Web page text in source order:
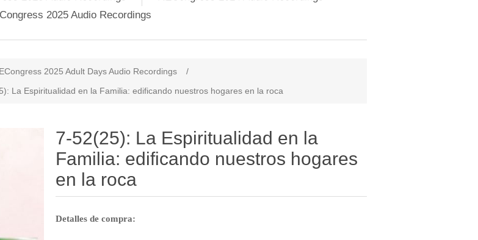
2025 Audio Recordings
2025 Adult Days Audio Recordings
/
La Espiritualidad en la Familia: edificando nuestros hogares en la roca
7-52(25): La Espiritualidad en la
Familia: edificando nuestros hogares
en la roca
Detalles de compra: